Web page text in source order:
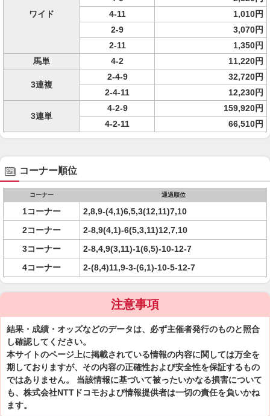
ワイド
4-11
1,010円
2-9
3,070円
2-11
1,350円
馬単
4-2 11,220円
3連複
2-4-9
32,720円
2-4-11
12,230円
3連単
4-2-9
159,920円
4-2-11
66,510円
コーナー順位
コーナー 通過順位
1コーナー
2,8,9-(4,1)6,5,3(12,11)7,10
2コーナー
2-8,9(4,1)-6(5,3,11)12,7,10
3コーナー
2-8,4,9(3,11)-1(6,5)-10-12-7
4コーナー
2-(8,4)11,9-3-(6,1)-10-5-12-7
注意事項
結果・成績・オッズなどのデータは、必ず主催者発行のものと照合
し確認してください。
本サイトのページ上に掲載されている情報の内容に関しては万全を
期しておりますが、その内容の正確性および安全性を保証するもの
ではありません。 当該情報に基づいて被ったいかなる損害について
も、株式会社NTTドコモおよび情報提供者は一切の責任を負いかね
ます。